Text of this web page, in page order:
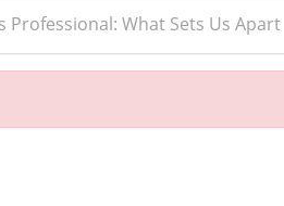
Professional: What Sets Us Apart